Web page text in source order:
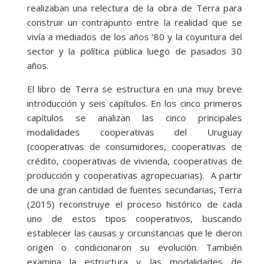
realizaban una relectura de la obra de Terra para
construir un contrapunto entre la realidad que se
vivía a mediados de los años ’80 y la coyuntura del
sector y la política pública luego de pasados 30
años.
El libro de Terra se estructura en una muy breve
introducción y seis capítulos. En los cinco primeros
capítulos se analizan las cinco principales
modalidades cooperativas del Uruguay
(cooperativas de consumidores, cooperativas de
crédito, cooperativas de vivienda, cooperativas de
producción y cooperativas agropecuarias). A partir
de una gran cantidad de fuentes secundarias, Terra
(2015) reconstruye el proceso histórico de cada
uno de estos tipos cooperativos, buscando
establecer las causas y circunstancias que le dieron
origen o condicionaron su evolución. También
examina la estructura y las modalidades de